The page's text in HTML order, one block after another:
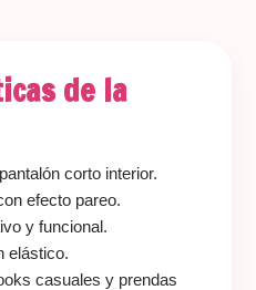
de la
corto interior.
efecto pareo.
y funcional.
elástico.
casuales y prendas